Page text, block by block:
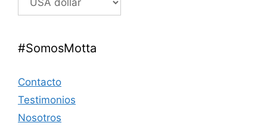
#SomosMotta
Contacto
Testimonios
Nosotros